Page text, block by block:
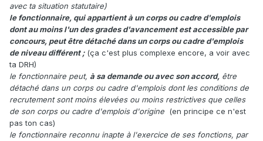
avec ta situation statutaire)
le fonctionnaire, qui appartient à un corps ou cadre d'emplois
dont au moins l'un des grades d'avancement est accessible par
concours, peut être détaché dans un corps ou cadre d'emplois
de niveau différent ;(ça c'est plus complexe encore, a voir avec
ta DRH)
le fonctionnaire peut, à sa demande ou avec son accord, être
détaché dans un corps ou cadre d'emplois dont les conditions de
recrutement sont moins élevées ou moins restrictives que celles
de son corps ou cadre d'emplois d'origine (en principe ce n'est
pas ton cas)
le fonctionnaire reconnu inapte à l'exercice de ses fonctions, par